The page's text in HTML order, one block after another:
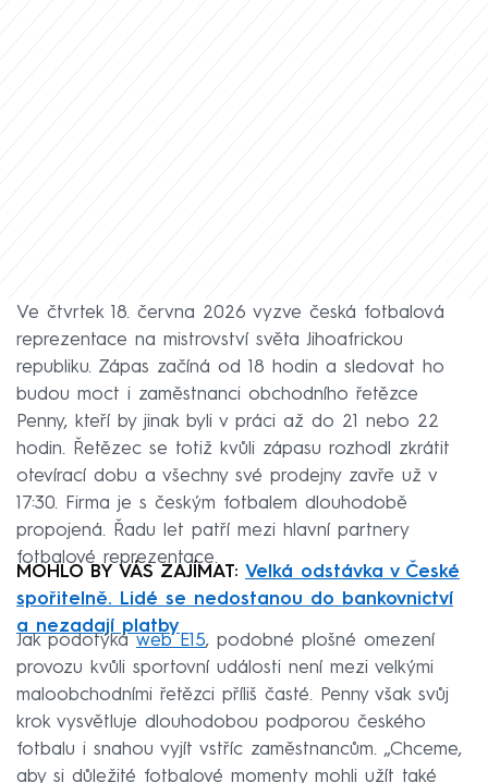
Ve čtvrtek 18. června 2026 vyzve česká fotbalová
reprezentace na mistrovství světa Jihoafrickou
republiku. Zápas začíná od 18 hodin a sledovat ho
budou moct i zaměstnanci obchodního řetězce
Penny, kteří by jinak byli v práci až do 21 nebo 22
hodin. Řetězec se totiž kvůli zápasu rozhodl zkrátit
otevírací dobu a všechny své prodejny zavře už v
17:30. Firma je s českým fotbalem dlouhodobě
propojená. Řadu let patří mezi hlavní partnery
fotbalové reprezentace.
MOHLO BY VÁS ZAJÍMAT: Velká odstávka v České
spořitelně. Lidé se nedostanou do bankovnictví
a nezadají platby
Jak podotýká web E15, podobné plošné omezení
provozu kvůli sportovní události není mezi velkými
maloobchodními řetězci příliš časté. Penny však svůj
krok vysvětluje dlouhodobou podporou českého
fotbalu i snahou vyjít vstříc zaměstnancům. „Chceme,
aby si důležité fotbalové momenty mohli užít také